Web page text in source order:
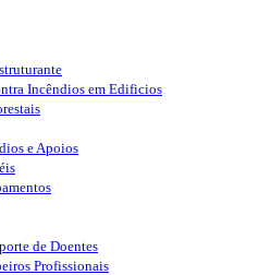
Incêndios em Edificios
e Apoios
de Doentes
Profissionais